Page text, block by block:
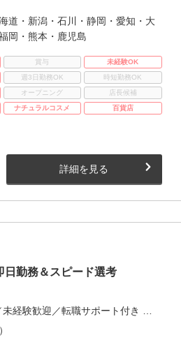
道・新潟・石川・静岡・愛知・大
岡・熊本・鹿児島
賞与
未経験OK
週3日勤務OK
時短勤務OK
オープニング
店長候補
ナチュラルコスメ 百貨店
詳細を見る
勤務＆スピード選考
経験歓迎／転職サポート付き …